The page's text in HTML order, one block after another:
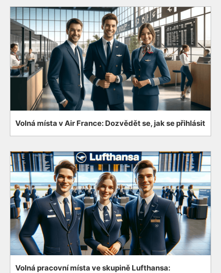
Volná místa v Air France: Dozvědět se, jak se přihlásit
Volná pracovní místa ve skupině Lufthansa: